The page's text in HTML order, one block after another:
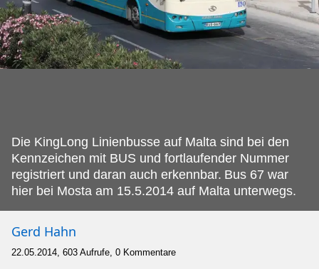
Die KingLong Linienbusse auf Malta sind bei den
Kennzeichen mit BUS und fortlaufender Nummer
registriert und daran auch erkennbar. Bus 67 war
hier bei Mosta am 15.5.2014 auf Malta unterwegs.
Gerd Hahn
22.05.2014, 603 Aufrufe, 0 Kommentare